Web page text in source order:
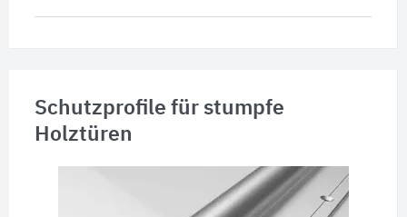
Schutzprofile für stumpfe
Holztüren